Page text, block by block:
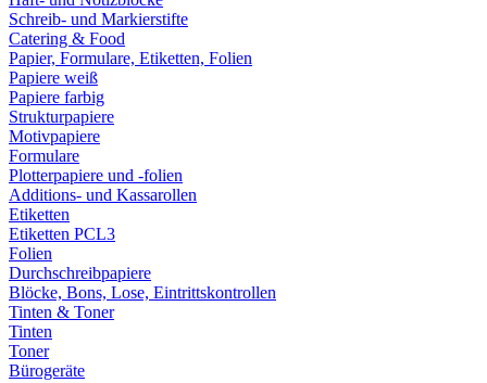
Schreib- und Markierstifte
Catering & Food
Papier, Formulare, Etiketten, Folien
Papiere weiß
Papiere farbig
Strukturpapiere
Motivpapiere
Formulare
Plotterpapiere und -folien
Additions- und Kassarollen
Etiketten
Etiketten PCL3
Folien
Durchschreibpapiere
Blöcke, Bons, Lose, Eintrittskontrollen
Tinten & Toner
Tinten
Toner
Bürogeräte